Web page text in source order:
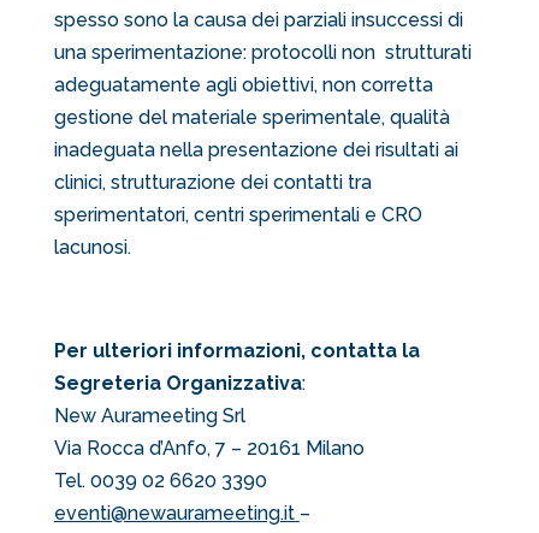
spesso sono la causa dei parziali insuccessi di
una sperimentazione: protocolli non strutturati
adeguatamente agli obiettivi, non corretta
gestione del materiale sperimentale, qualità
inadeguata nella presentazione dei risultati ai
clinici, strutturazione dei contatti tra
sperimentatori, centri sperimentali e CRO
lacunosi.
Per ulteriori informazioni, contatta la
Segreteria Organizzativa:
New Aurameeting Srl
Via Rocca d’Anfo, 7 – 20161 Milano
Tel. 0039 02 6620 3390
eventi@newaurameeting.it –